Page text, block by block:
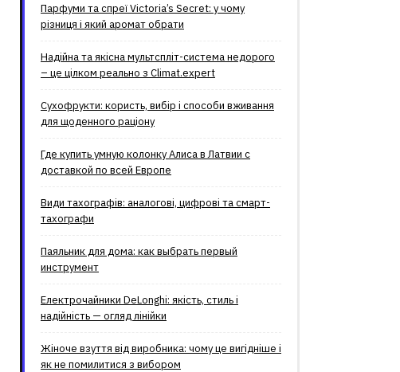
Парфуми та спреї Victoria’s Secret: у чому
різниця і який аромат обрати
Надійна та якісна мультспліт-система недорого
– це цілком реально з Climat.еxpert
Сухофрукти: користь, вибір і способи вживання
для щоденного раціону
Где купить умную колонку Алиса в Латвии с
доставкой по всей Европе
Види тахографів: аналогові, цифрові та смарт-
тахографи
Паяльник для дома: как выбрать первый
инструмент
Електрочайники DeLonghi: якість, стиль і
надійність — огляд лінійки
Жіноче взуття від виробника: чому це вигідніше і
як не помилитися з вибором